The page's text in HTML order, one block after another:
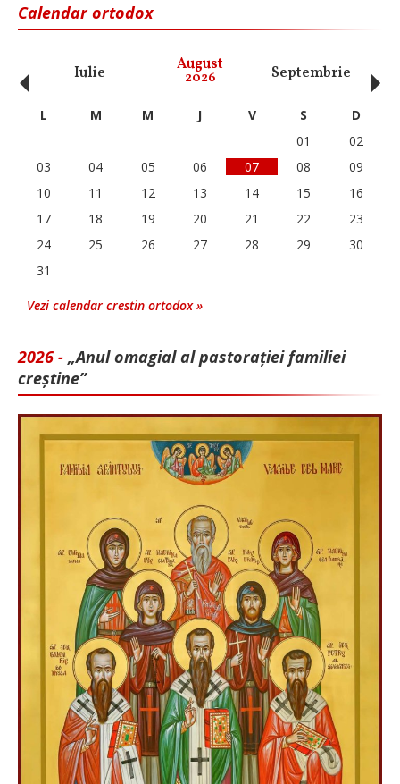
Calendar ortodox
Iulie August
2026 Septembrie
‹ L M M J V S
D
01
02
03
04 05 06 07 08
09
10
11 12 13 14 15
16
17
18 19 20 21 22
23
24
25 26 27 28 29
30
31
Vezi calendar crestin ortodox »
2026 - „Anul omagial al pastorației familiei
creștine”